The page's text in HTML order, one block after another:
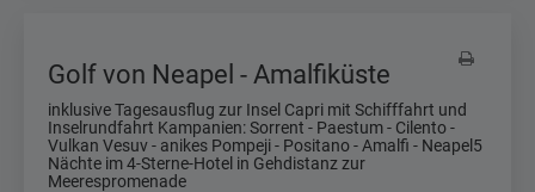
Golf von Neapel - Amalfiküste
inklusive Tagesausflug zur Insel Capri mit Schifffahrt und
Inselrundfahrt Kampanien: Sorrent - Paestum - Cilento -
Vulkan Vesuv - anikes Pompeji - Positano - Amalfi - Neapel5
Nächte im 4-Sterne-Hotel in Gehdistanz zur
Meerespromenade